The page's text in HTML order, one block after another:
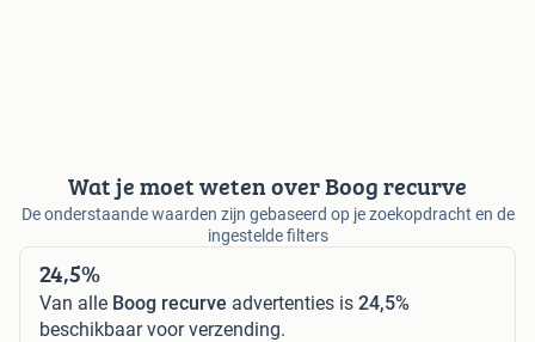
Wat je moet weten over Boog recurve
De onderstaande waarden zijn gebaseerd op je zoekopdracht en de
ingestelde filters
24,5%
Van alle Boog recurve advertenties is 24,5%
beschikbaar voor verzending.